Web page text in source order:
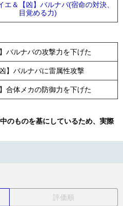
エ＆【凶】バルナバ(宿命の対決、
目覚める力)
】バルナバの攻撃力を下げた
凶】バルナバに雷属性攻撃
】合体メカの防御力を下げた
のものを基にしているため、実際
評価順